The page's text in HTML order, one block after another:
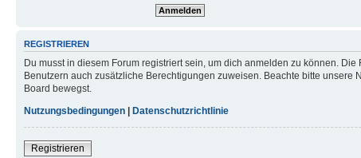
REGISTRIEREN
Du musst in diesem Forum registriert sein, um dich anmelden zu können.
Benutzern auch zusätzliche Berechtigungen zuweisen. Beachte bitte
Board bewegst.
Nutzungsbedingungen | Datenschutzrichtlinie
Registrieren